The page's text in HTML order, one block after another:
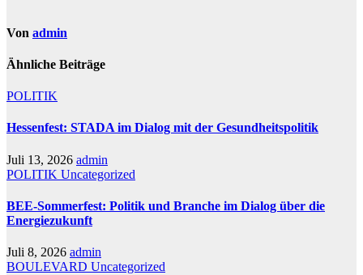
Von admin
Ähnliche Beiträge
POLITIK
Hessenfest: STADA im Dialog mit der Gesundheitspolitik
Juli 13, 2026 admin
POLITIK Uncategorized
BEE-Sommerfest: Politik und Branche im Dialog über die
Energiezukunft
Juli 8, 2026 admin
BOULEVARD Uncategorized